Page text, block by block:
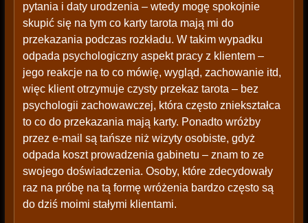
pytania i daty urodzenia – wtedy mogę spokojnie
skupić się na tym co karty tarota mają mi do
przekazania podczas rozkładu. W takim wypadku
odpada psychologiczny aspekt pracy z klientem –
jego reakcje na to co mówię, wygląd, zachowanie itd,
więc klient otrzymuje czysty przekaz tarota – bez
psychologii zachowawczej, która często zniekształca
to co do przekazania mają karty. Ponadto wróżby
przez e-mail są tańsze niż wizyty osobiste, gdyż
odpada koszt prowadzenia gabinetu – znam to ze
swojego doświadczenia. Osoby, które zdecydowały
raz na próbę na tą formę wróżenia bardzo często są
do dziś moimi stałymi klientami.